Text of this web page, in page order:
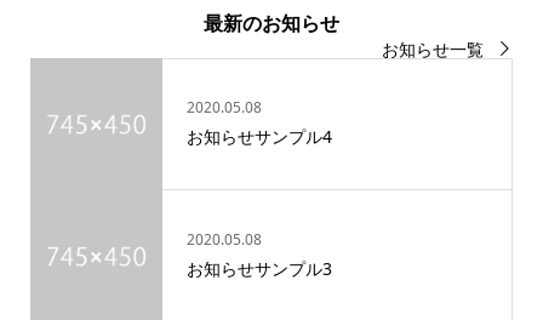
最新のお知らせ
お知らせ一覧
2020.05.08
お知らせサンプル4
2020.05.08
お知らせサンプル3